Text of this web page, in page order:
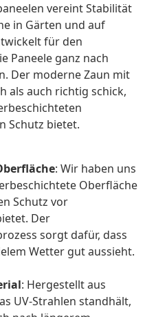
vereint Stabilität
in Gärten und auf
für den
Paneele ganz nach
Der moderne Zaun mit
als auch richtig schick,
Schutz bietet.
: Wir haben uns
Oberfläche
Schutz vor
Der
sorgt dafür, dass
Wetter gut aussieht.
: Hergestellt aus
UV-Strahlen standhält,